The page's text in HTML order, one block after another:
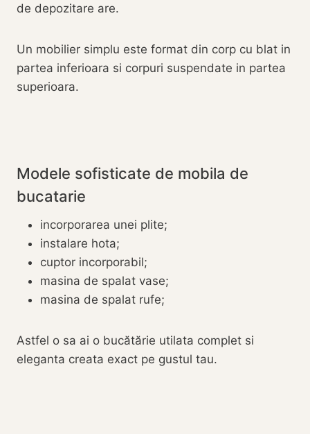
de depozitare are.
Un mobilier simplu este format din corp cu blat in
partea inferioara si corpuri suspendate in partea
superioara.
Modele sofisticate de mobila de
bucatarie
incorporarea unei plite;
instalare hota;
cuptor incorporabil;
masina de spalat vase;
masina de spalat rufe;
Astfel o sa ai o bucătărie utilata complet si
eleganta creata exact pe gustul tau.